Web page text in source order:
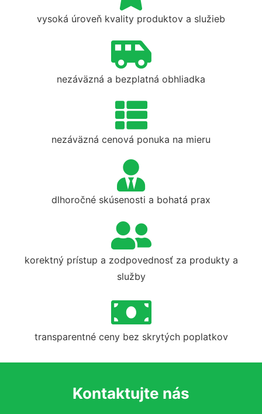
vysoká úroveň kvality produktov a služieb
nezáväzná a bezplatná obhliadka
nezáväzná cenová ponuka na mieru
dlhoročné skúsenosti a bohatá prax
korektný prístup a zodpovednosť za produkty a
služby
transparentné ceny bez skrytých poplatkov
Kontaktujte nás